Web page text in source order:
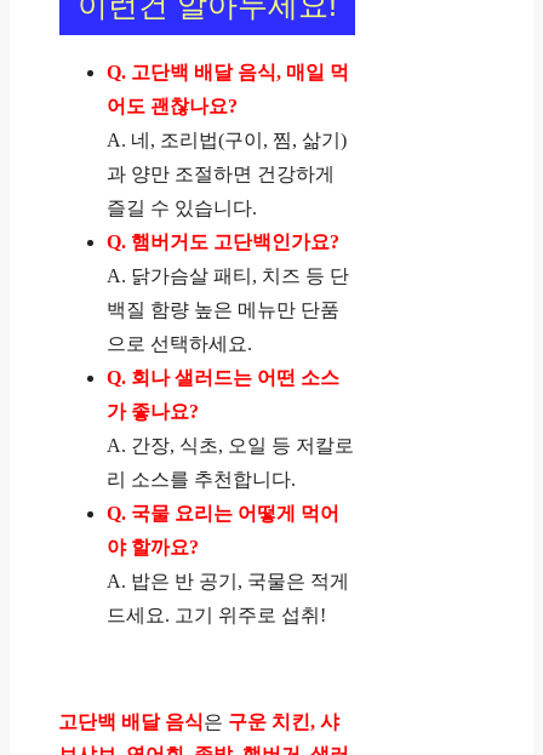
Q. 고단백 배달 음식, 매일 먹
어도 괜찮나요?
A. 네, 조리법(구이, 찜, 삶기)
과 양만 조절하면 건강하게
즐길 수 있습니다.
Q. 햄버거도 고단백인가요?
A. 닭가슴살 패티, 치즈 등 단
백질 함량 높은 메뉴만 단품
으로 선택하세요.
Q. 회나 샐러드는 어떤 소스
가 좋나요?
A. 간장, 식초, 오일 등 저칼로
리 소스를 추천합니다.
Q. 국물 요리는 어떻게 먹어
야 할까요?
A. 밥은 반 공기, 국물은 적게
드세요. 고기 위주로 섭취!
고단백 배달 음식은 구운 치킨, 샤